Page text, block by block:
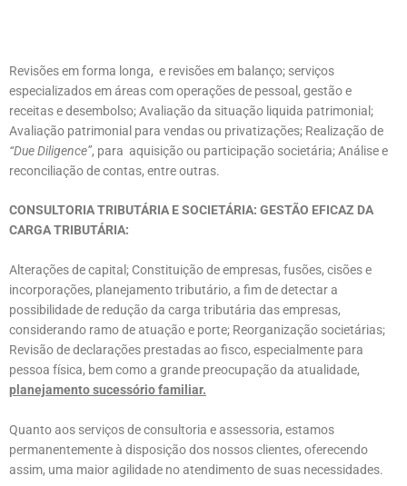
Revisões em forma longa, e revisões em balanço; serviços
especializados em áreas com operações de pessoal, gestão e
receitas e desembolso; Avaliação da situação liquida patrimonial;
Avaliação patrimonial para vendas ou privatizações; Realização de
“Due Diligence”, para aquisição ou participação societária; Análise e
reconciliação de contas, entre outras.
CONSULTORIA TRIBUTÁRIA E SOCIETÁRIA: GESTÃO EFICAZ DA
CARGA TRIBUTÁRIA:
Alterações de capital; Constituição de empresas, fusões, cisões e
incorporações, planejamento tributário, a fim de detectar a
possibilidade de redução da carga tributária das empresas,
considerando ramo de atuação e porte; Reorganização societárias;
Revisão de declarações prestadas ao fisco, especialmente para
pessoa física, bem como a grande preocupação da atualidade,
planejamento sucessório familiar.
Quanto aos serviços de consultoria e assessoria, estamos
permanentemente à disposição dos nossos clientes, oferecendo
assim, uma maior agilidade no atendimento de suas necessidades.